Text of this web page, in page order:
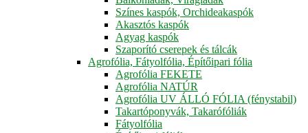
Színes kaspók, Orchideakaspók
Akasztós kaspók
Agyag kaspók
Szaporító cserepek és tálcák
Agrofólia, Fátyolfólia, Építőipari fólia
Agrofólia FEKETE
Agrofólia NATÚR
Agrofólia UV ÁLLÓ FÓLIA (fénystabil)
Takartóponyvák, Takarófóliák
Fátyolfólia